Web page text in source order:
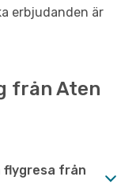
erbjudanden är
från Aten
flygresa från